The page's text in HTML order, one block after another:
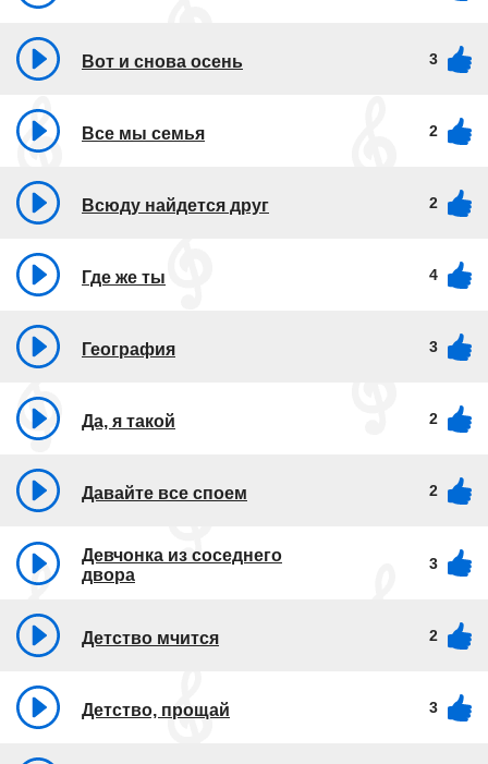
Вот и снова осень 3
Все мы семья 2
Всюду найдется друг 2
Где же ты 4
География 3
Да, я такой 2
Давайте все споем 2
Девчонка из соседнего
двора
3
Детство мчится 2
Детство, прощай 3